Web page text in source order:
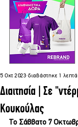
Διαιτησία | Σε
Κουκούλας
5 Οκτ 2023 διαβάστηκε 1 λεπτά
Το Σάββατο 7